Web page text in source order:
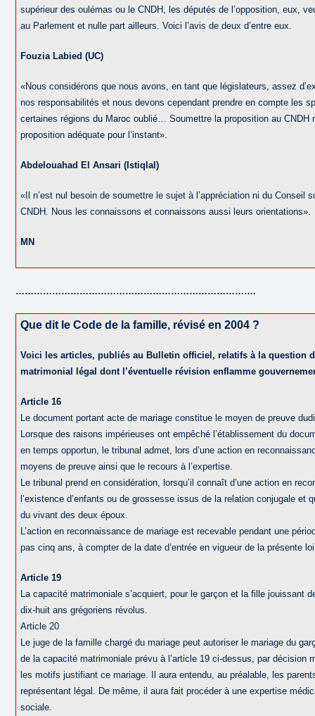
supérieur des oulémas ou le CNDH, les députés de l’opposition, eux,
au Parlement et nulle part ailleurs. Voici l’avis de deux d’entre eux.
Fouzia Labied (UC)
«Nous considérons que nous avons, en tant que législateurs, assez
nos responsabilités et nous devons cependant prendre en compte les
certaines régions du Maroc oublié… Soumettre la proposition au CNDH
proposition adéquate pour l’instant».
Abdelouahad El Ansari (Istiqlal)
«Il n’est nul besoin de soumettre le sujet à l’appréciation ni du Conseil
CNDH. Nous les connaissons et connaissons aussi leurs orientations».
MN
…………………………………………………………………….
Que dit le Code de la famille, révisé en 2004 ?
Voici les articles, publiés au Bulletin officiel, relatifs à la question
matrimonial légal dont l’éventuelle révision enflamme
Article 16
Le document portant acte de mariage constitue le moyen de preuve
Lorsque des raisons impérieuses ont empêché l’établissement du
en temps opportun, le tribunal admet, lors d’une action en
moyens de preuve ainsi que le recours à l’expertise.
Le tribunal prend en considération, lorsqu’il connaît d’une action en
l’existence d’enfants ou de grossesse issus de la relation conjugale et
du vivant des deux époux.
L’action en reconnaissance de mariage est recevable pendant une
pas cinq ans, à compter de la date d’entrée en vigueur de la présente
Article 19
La capacité matrimoniale s’acquiert, pour le garçon et la fille jouissant
dix-huit ans grégoriens révolus.
Article 20
Le juge de la famille chargé du mariage peut autoriser le mariage du
de la capacité matrimoniale prévu à l’article 19 ci-dessus, par décision
les motifs justifiant ce mariage. Il aura entendu, au préalable, les
représentant légal. De même, il aura fait procéder à une expertise
sociale.